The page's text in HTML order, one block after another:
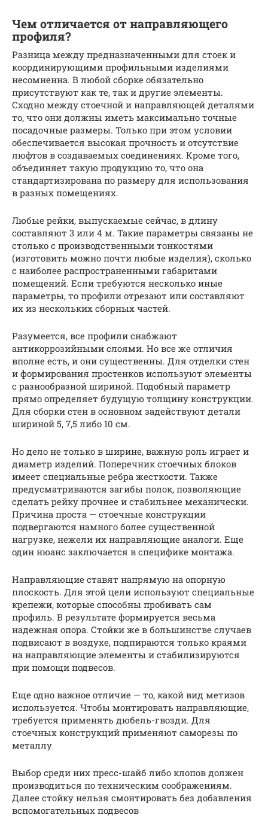
Чем отличается от направляющего
профиля?
Разница между предназначенными для стоек и
координирующими профильными изделиями
несомненна. В любой сборке обязательно
присутствуют как те, так и другие элементы.
Сходно между стоечной и направляющей деталями
то, что они должны иметь максимально точные
посадочные размеры. Только при этом условии
обеспечивается высокая прочность и отсутствие
люфтов в создаваемых соединениях. Кроме того,
объединяет такую продукцию то, что она
стандартизирована по размеру для использования
в разных помещениях.
Любые рейки, выпускаемые сейчас, в длину
составляют 3 или 4 м. Такие параметры связаны не
столько с производственными тонкостями
(изготовить можно почти любые изделия), сколько
с наиболее распространенными габаритами
помещений. Если требуются несколько иные
параметры, то профили отрезают или составляют
их из нескольких сборных частей.
Разумеется, все профили снабжают
антикоррозийными слоями. Но все же отличия
вполне есть, и они существенны. Для отделки стен
и формирования простенков используют элементы
с разнообразной шириной. Подобный параметр
прямо определяет будущую толщину конструкции.
Для сборки стен в основном задействуют детали
шириной 5, 7,5 либо 10 см.
Но дело не только в ширине, важную роль играет и
диаметр изделий. Поперечник стоечных блоков
имеет специальные ребра жесткости. Также
предусматриваются загибы полок, позволяющие
сделать рейку прочнее и стабильнее механически.
Причина проста — стоечные конструкции
подвергаются намного более существенной
нагрузке, нежели их направляющие аналоги. Еще
один нюанс заключается в специфике монтажа.
Направляющие ставят напрямую на опорную
плоскость. Для этой цели используют специальные
крепежи, которые способны пробивать сам
профиль. В результате формируется весьма
надежная опора. Стойки же в большинстве случаев
подвисают в воздухе, подпираются только краями
на направляющие элементы и стабилизируются
при помощи подвесов.
Еще одно важное отличие — то, какой вид метизов
используется. Чтобы монтировать направляющие,
требуется применять дюбель-гвозди. Для
стоечных конструкций применяют саморезы по
металлу
Выбор среди них пресс-шайб либо клопов должен
производиться по техническим соображениям.
Далее стойку нельзя смонтировать без добавления
вспомогательных подвесов